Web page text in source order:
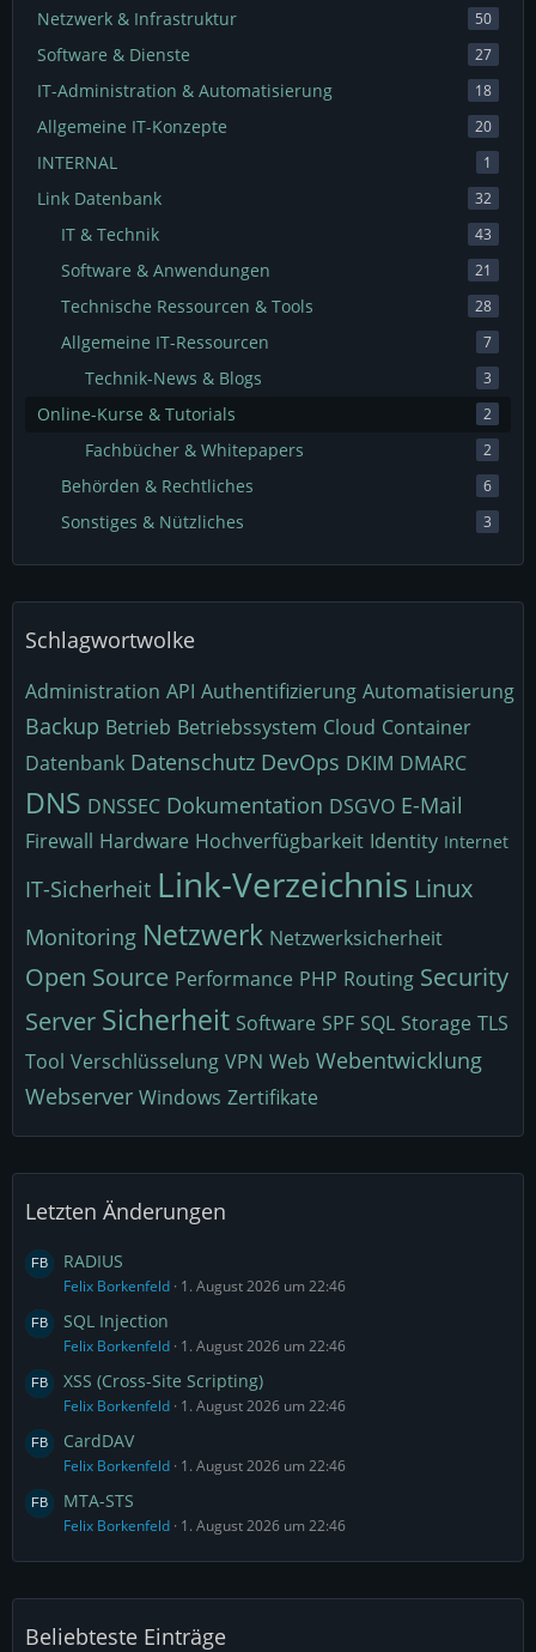
Netzwerk & Infrastruktur 50
Software & Dienste 27
IT-Administration & Automatisierung 18
Allgemeine IT-Konzepte 20
INTERNAL 1
Link Datenbank 32
IT & Technik 43
Software & Anwendungen 21
Technische Ressourcen & Tools 28
Allgemeine IT-Ressourcen 7
Technik-News & Blogs 3
Online-Kurse & Tutorials 2
Fachbücher & Whitepapers 2
Behörden & Rechtliches 6
Sonstiges & Nützliches 3
Schlagwortwolke
Administration API Authentifizierung Automatisierung
Backup Betrieb Betriebssystem Cloud Container
Datenbank Datenschutz DevOps DKIM DMARC
DNS DNSSEC Dokumentation DSGVO E-Mail
Firewall Hardware Hochverfügbarkeit Identity Internet
IT-Sicherheit Link-Verzeichnis Linux
Monitoring Netzwerk Netzwerksicherheit
Open Source Performance PHP Routing Security
Server Sicherheit Software SPF SQL Storage TLS
Tool Verschlüsselung VPN Web Webentwicklung
Webserver Windows Zertifikate
Letzten Änderungen
RADIUS
Felix Borkenfeld 1. August 2026 um 22:46
SQL Injection
Felix Borkenfeld 1. August 2026 um 22:46
XSS (Cross-Site Scripting)
Felix Borkenfeld 1. August 2026 um 22:46
CardDAV
Felix Borkenfeld 1. August 2026 um 22:46
MTA-STS
Felix Borkenfeld 1. August 2026 um 22:46
Beliebteste Einträge